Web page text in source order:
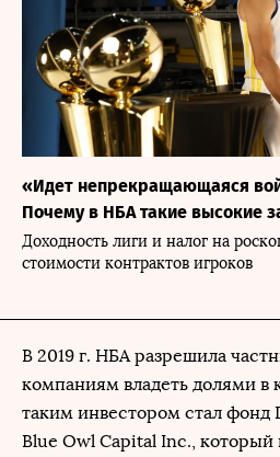
«Идет непрекращающаяся
Почему в НБА такие высокие
Доходность лиги и налог на
стоимости контрактов игроков
В 2019 г. НБА разрешила
компаниям владеть долями в
таким инвестором стал фонд
Blue Owl Capital Inc., который